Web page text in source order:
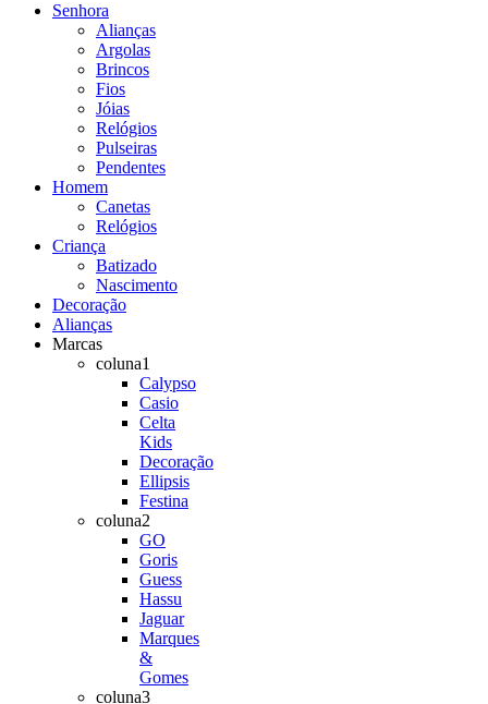
Senhora
Alianças
Argolas
Brincos
Fios
Jóias
Relógios
Pulseiras
Pendentes
Homem
Canetas
Relógios
Criança
Batizado
Nascimento
Decoração
Alianças
Marcas
coluna1
Calypso
Casio
Celta
Kids
Decoração
Ellipsis
Festina
coluna2
GO
Goris
Guess
Hassu
Jaguar
Marques
&
Gomes
coluna3